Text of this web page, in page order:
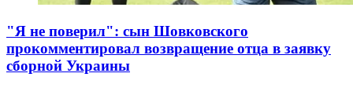
"Я не поверил": сын Шовковского
прокомментировал возвращение отца в заявку
сборной Украины